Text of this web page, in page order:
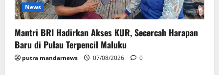
News
Mantri BRI Hadirkan Akses KUR, Secercah Harapan
Baru di Pulau Terpencil Maluku
putra mandarnews 07/08/2026 0